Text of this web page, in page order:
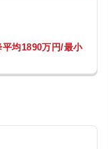
均1890万円/最小